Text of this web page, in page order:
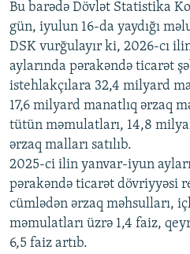
720p
Bu barədə Dövlət Statistika
gün, iyulun 16-da yaydığı
DSK vurğulayır ki, 2026-cı
aylarında pərakəndə ticarət
istehlakçılara 32,4 milyard
17,6 milyard manatlıq ərzaq
tütün məmulatları, 14,8
ərzaq malları satılıb.
2025-ci ilin yanvar-iyun
pərakəndə ticarət dövriyyəsi
cümlədən ərzaq məhsulları,
məmulatları üzrə 1,4 faiz,
6,5 faiz artıb.